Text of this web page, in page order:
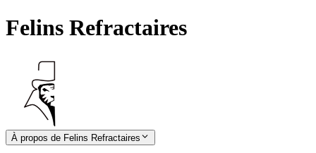
Felins Refractaires
À propos de Felins Refractaires